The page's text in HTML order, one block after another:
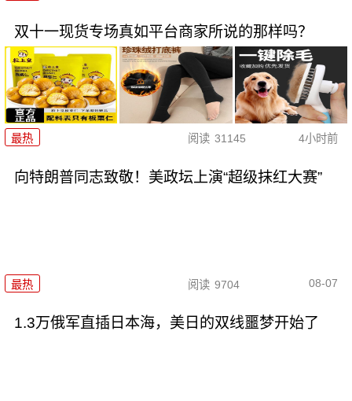
双十一现货专场真如平台商家所说的那样吗？
最热 阅读 31145 4小时前
向特朗普同志致敬！美政坛上演“超级抹红大赛”
最热 阅读 9704 08-07
1.3万俄军直插日本海，美日的双线噩梦开始了